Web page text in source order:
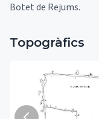
Botet de Rejums.
Topogràfics